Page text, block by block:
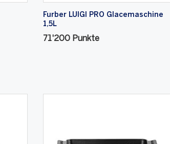
Furber LUIGI PRO Glacemaschine
1,5L
71'200 Punkte